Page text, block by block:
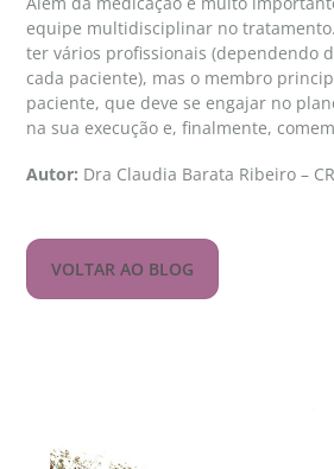
equipe multidisciplinar no
ter vários profissionais (dependendo
cada paciente), mas o membro
paciente, que deve se engajar no
na sua execução e, finalmente,
Autor: Dra Claudia Barata Ribeiro –
VOLTAR AO BLOG